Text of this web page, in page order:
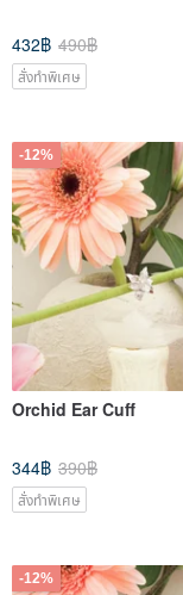
432฿ 490฿
สั่งทำพิเศษ
-12%
Orchid Ear Cuff
344฿ 390฿
สั่งทำพิเศษ
-12%